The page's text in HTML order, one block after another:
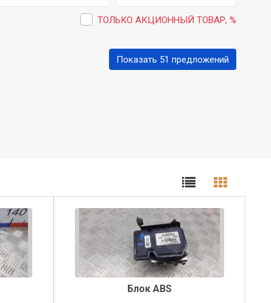
ТОЛЬКО АКЦИОННЫЙ ТОВАР, %
Показать 51 предложений
Блок ABS